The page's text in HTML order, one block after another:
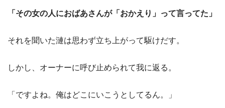
「その女の人におばあさんが「おかえり」って言ってた」
それを聞いた漣は思わず立ち上がって駆けだす。
しかし、オーナーに呼び止められて我に返る。
「ですよね。俺はどこにいこうとしてるん。」